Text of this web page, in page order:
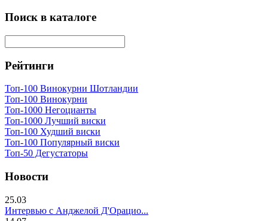
Поиск в каталоге
Рейтинги
Топ-100 Винокурни Шотландии
Топ-100 Винокурни
Топ-1000 Негоцианты
Топ-1000 Лучший виски
Топ-100 Худший виски
Топ-100 Популярный виски
Топ-50 Дегустаторы
Новости
25.03
Интервью с Анджелой Д'Орацио...